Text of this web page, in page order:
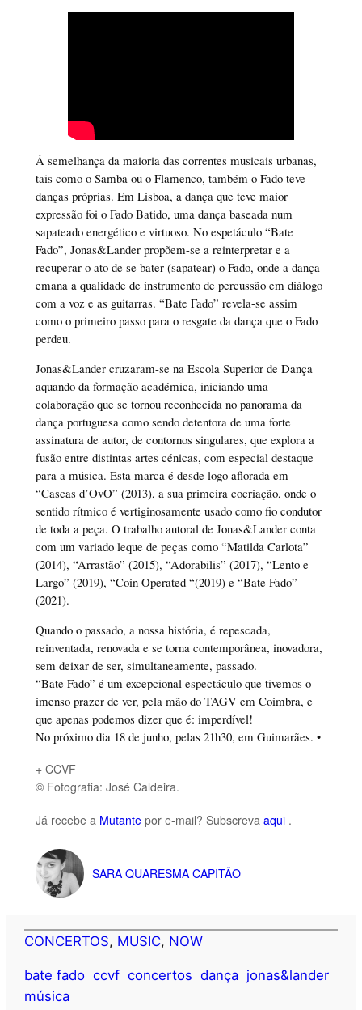
À semelhança da maioria das correntes musicais urbanas,
tais como o Samba ou o Flamenco, também o Fado teve
danças próprias. Em Lisboa, a dança que teve maior
expressão foi o Fado Batido, uma dança baseada num
sapateado energético e virtuoso. No espetáculo “Bate
Fado”, Jonas&Lander propõem-se a reinterpretar e a
recuperar o ato de se bater (sapatear) o Fado, onde a dança
emana a qualidade de instrumento de percussão em diálogo
com a voz e as guitarras. “Bate Fado” revela-se assim
como o primeiro passo para o resgate da dança que o Fado
perdeu.
Jonas&Lander cruzaram-se na Escola Superior de Dança
aquando da formação académica, iniciando uma
colaboração que se tornou reconhecida no panorama da
dança portuguesa como sendo detentora de uma forte
assinatura de autor, de contornos singulares, que explora a
fusão entre distintas artes cénicas, com especial destaque
para a música. Esta marca é desde logo aflorada em
“Cascas d’OvO” (2013), a sua primeira cocriação, onde o
sentido rítmico é vertiginosamente usado como fio condutor
de toda a peça. O trabalho autoral de Jonas&Lander conta
com um variado leque de peças como “Matilda Carlota”
(2014), “Arrastão” (2015), “Adorabilis” (2017), “Lento e
Largo” (2019), “Coin Operated “(2019) e “Bate Fado”
(2021).
Quando o passado, a nossa história, é repescada,
reinventada, renovada e se torna contemporânea, inovadora,
sem deixar de ser, simultaneamente, passado.
“Bate Fado” é um excepcional espectáculo que tivemos o
imenso prazer de ver, pela mão do TAGV em Coimbra, e
que apenas podemos dizer que é: imperdível!
No próximo dia 18 de junho, pelas 21h30, em Guimarães. •
+ CCVF
© Fotografia: José Caldeira.
Já recebe a Mutantepor e-mail? Subscreva aqui .
SARA QUARESMA CAPITÃO
CONCERTOS, MUSIC, NOW
bate fado ccvf concertos dança jonas&lander
música